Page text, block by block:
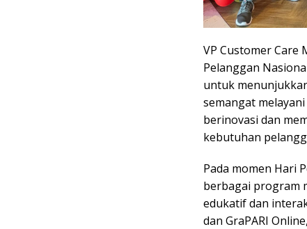
VP Customer Care
Pelanggan
untuk
semangat
berinovasi dan
kebutuhan
Pada momen Hari
berbagai program
edukatif dan
dan GraPARI